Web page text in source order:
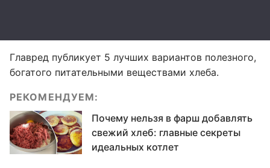
Главред публикует 5 лучших вариантов полезного,
богатого питательными веществами хлеба.
РЕКОМЕНДУЕМ:
Почему нельзя в фарш добавлять
свежий хлеб: главные секреты
идеальных котлет